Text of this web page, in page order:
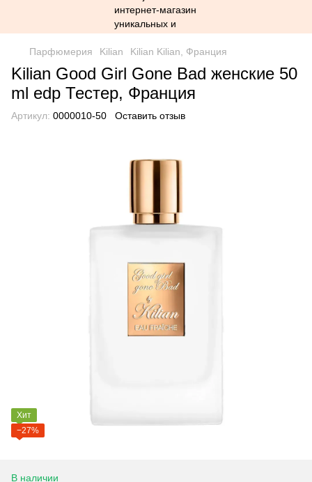
Парфюмерия Kilian Kilian Kilian, Франция
Kilian Good Girl Gone Bad женские 50
ml edp Тестер, Франция
Артикул: 0000010-50 Оставить отзыв
Хит
−27%
В наличии